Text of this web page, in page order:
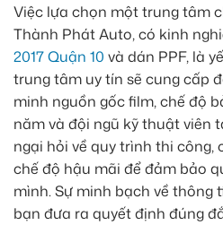
Việc lựa chọn một trung tâm
Thành Phát Auto, có kinh
2017 Quận 10 và dán PPF, là
trung tâm uy tín sẽ cung cấp
minh nguồn gốc film, chế độ
năm và đội ngũ kỹ thuật viên
ngại hỏi về quy trình thi công,
chế độ hậu mãi để đảm bảo
mình. Sự minh bạch về thông
bạn đưa ra quyết định đúng